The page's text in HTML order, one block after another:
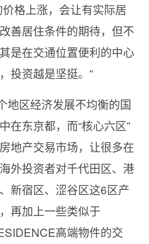
格上涨，会让有实际居
善居住条件的期待，但不
是在交通位置便利的中心
投资越是坚挺。”
地区经济发展不均衡的国
在东京都，而“核心六区”
地产交易市场，让很多在
外投资者对千代田区、港
新宿区、涩谷区这6区产
再加上一些类似于
高端物件的交